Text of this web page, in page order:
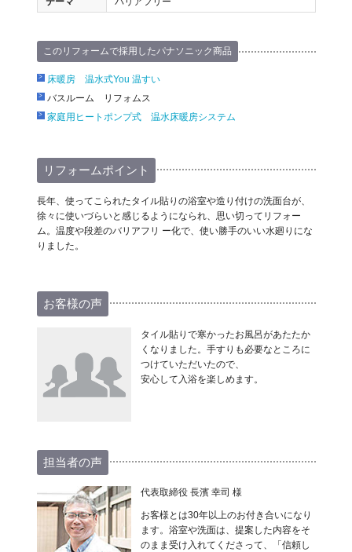
このリフォームで採用したパナソニック商品
床暖房 温水式You 温すい
バスルーム リフォムス
家庭用ヒートポンプ式 温水床暖房システム
リフォームポイント
長年、使ってこられたタイル貼りの浴室や造り付けの洗面台が、
徐々に使いづらいと感じるようになられ、思い切ってリフォー
ム。温度や段差のバリアフリ ー化で、使い勝手のいい水廻りにな
りました。
お客様の声
タイル貼りで寒かったお風呂があたたか
くなりました。手すりも必要なところに
つけていただいたので、
安心して入浴を楽しめます。
担当者の声
代表取締役 長濱 幸司 様
お客様とは30年以上のお付き合いになり
ます。浴室や洗面は、提案した内容をそ
のまま受け入れてくださって、「信頼し